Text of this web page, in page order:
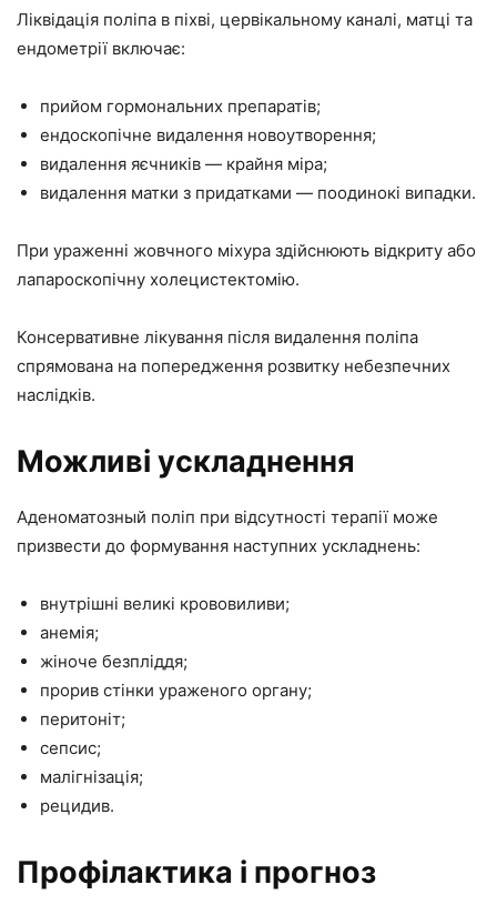
Ліквідація поліпа в піхві, цервікальному каналі, матці та
ендометрії включає:
прийом гормональних препаратів;
ендоскопічне видалення новоутворення;
видалення яєчників — крайня міра;
видалення матки з придатками — поодинокі випадки.
При ураженні жовчного міхура здійснюють відкриту або
лапароскопічну холецистектомію.
Консервативне лікування після видалення поліпа
спрямована на попередження розвитку небезпечних
наслідків.
Можливі ускладнення
Аденоматозный поліп при відсутності терапії може
призвести до формування наступних ускладнень:
внутрішні великі крововиливи;
анемія;
жіноче безпліддя;
прорив стінки ураженого органу;
перитоніт;
сепсис;
малігнізація;
рецидив.
Профілактика і прогноз